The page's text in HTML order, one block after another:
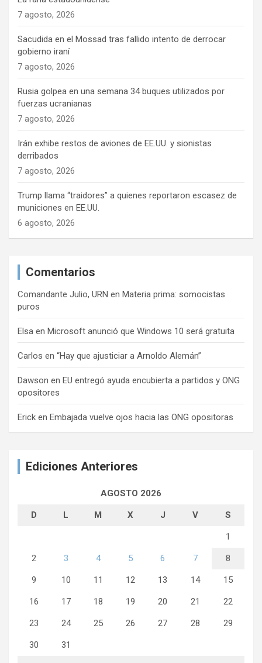
7 agosto, 2026
Sacudida en el Mossad tras fallido intento de derrocar
gobierno iraní
7 agosto, 2026
Rusia golpea en una semana 34 buques utilizados por
fuerzas ucranianas
7 agosto, 2026
Irán exhibe restos de aviones de EE.UU. y sionistas
derribados
7 agosto, 2026
Trump llama “traidores” a quienes reportaron escasez de
municiones en EE.UU.
6 agosto, 2026
Comentarios
Comandante Julio, URN en Materia prima: somocistas
puros
Elsa en Microsoft anunció que Windows 10 será gratuita
Carlos en “Hay que ajusticiar a Arnoldo Alemán”
Dawson en EU entregó ayuda encubierta a partidos y ONG
opositores
Erick en Embajada vuelve ojos hacia las ONG opositoras
Ediciones Anteriores
AGOSTO 2026
D L M X J V S
1
2 3 4 5 6 7 8
9 10 11 12 13 14 15
16 17 18 19 20 21 22
23 24 25 26 27 28 29
30 31